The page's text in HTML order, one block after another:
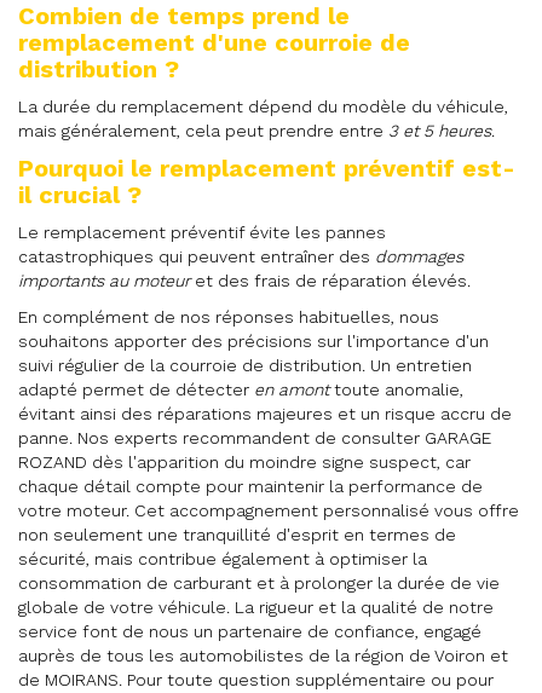
Combien de temps prend le
remplacement d'une courroie de
distribution ?
La durée du remplacement dépend du modèle du véhicule,
mais généralement, cela peut prendre entre 3 et 5 heures.
Pourquoi le remplacement préventif est-
il crucial ?
Le remplacement préventif évite les pannes
catastrophiques qui peuvent entraîner des dommages
importants au moteuret des frais de réparation élevés.
En complément de nos réponses habituelles, nous
souhaitons apporter des précisions sur l'importance d'un
suivi régulier de la courroie de distribution. Un entretien
adapté permet de détecter en amonttoute anomalie,
évitant ainsi des réparations majeures et un risque accru de
panne. Nos experts recommandent de consulter GARAGE
ROZAND dès l'apparition du moindre signe suspect, car
chaque détail compte pour maintenir la performance de
votre moteur. Cet accompagnement personnalisé vous offre
non seulement une tranquillité d'esprit en termes de
sécurité, mais contribue également à optimiser la
consommation de carburant et à prolonger la durée de vie
globale de votre véhicule. La rigueur et la qualité de notre
service font de nous un partenaire de confiance, engagé
auprès de tous les automobilistes de la région de Voiron et
de MOIRANS. Pour toute question supplémentaire ou pour